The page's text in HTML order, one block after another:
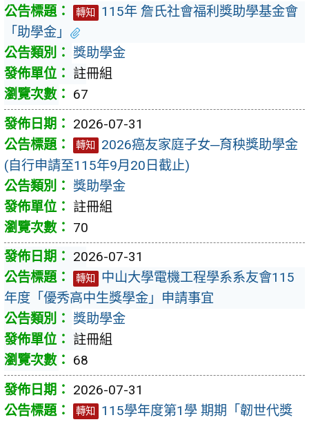
轉知
115年 詹氏社會福利獎助學基金會
「助學金｣
獎助學金
註冊組
67
2026-07-31
轉知
2026癌友家庭子女─育秧獎助學金
(自行申請至115年9月20日截止)
獎助學金
註冊組
70
2026-07-31
轉知
中山大學電機工程學系系友會115
年度「優秀高中生獎學金」申請事宜
獎助學金
註冊組
68
2026-07-31
轉知
115學年度第1學 期期「韌世代獎